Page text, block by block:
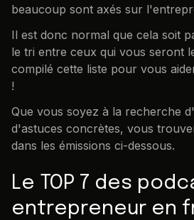
beaucoup sont axés sur
Il est donc normal que cela soit
le tri entre ceux qui vous seront
compilé cette liste pour vous
!
Que vous soyez à la recherche
d'astuces concrètes, vous
dans les émissions ci-dessous.
Le TOP 7 des
entrepreneur en